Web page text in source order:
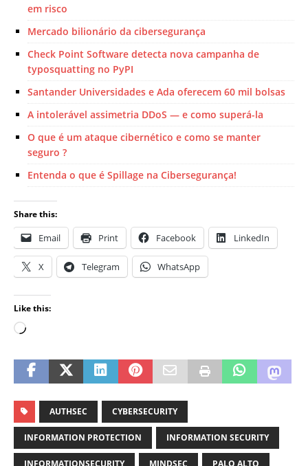
em risco
Mercado bilionário da cibersegurança
Check Point Software detecta nova campanha de
typosquatting no PyPI
Santander Universidades e Ada oferecem 60 mil bolsas
A intolerável assimetria DDoS — e como superá-la
O que é um ataque cibernético e como se manter
seguro ?
Entenda o que é Spillage na Cibersegurança!
Share this:
Email Print Facebook LinkedIn
X Telegram WhatsApp
Like this:
AUTHSEC CYBERSECURITY
INFORMATION PROTECTION INFORMATION SECURITY
INFORMATIONSECURITY MINDSEC PALO ALTO